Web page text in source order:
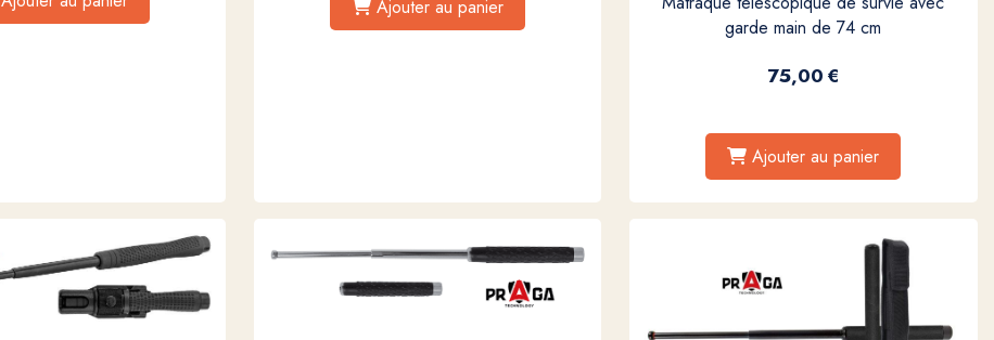
Ajouter au panier
garde main de 74 cm
75,00€
Ajouter au panier